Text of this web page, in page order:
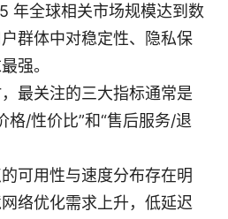
年全球相关市场规模达到数
群体中对稳定性、隐私保
强。
最关注的三大指标通常是
格/性价比”和“售后服务/退
可用性与速度分布存在明
络优化需求上升，低延迟